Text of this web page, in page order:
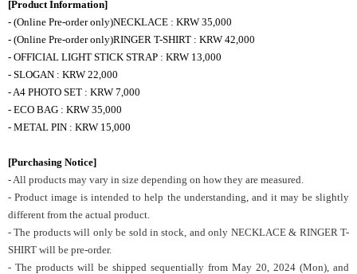
[Product Information]
- (Online Pre-order only)NECKLACE : KRW 35,000
- (Online Pre-order only)RINGER T-SHIRT : KRW 42,000
- OFFICIAL LIGHT STICK STRAP : KRW 13,000
- SLOGAN : KRW 22,000
- A4 PHOTO SET : KRW 7,000
- ECO BAG : KRW 35,000
- METAL PIN : KRW 15,000
[Purchasing Notice]
- All products may vary in size depending on how they are measured.
- Product image is intended to help the understanding, and it may be slightly
different from the actual product.
- The products will only be sold in stock, and only NECKLACE & RINGER T-
SHIRT will be pre-order.
- The products will be shipped sequentially from May 20, 2024 (Mon), and